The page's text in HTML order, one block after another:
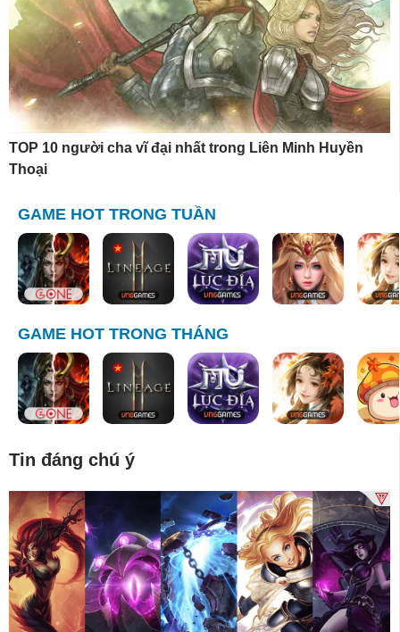
TOP 10 người cha vĩ đại nhất trong Liên Minh Huyền
Thoại
GAME HOT TRONG TUẦN
GAME HOT TRONG THÁNG
Tin đáng chú ý